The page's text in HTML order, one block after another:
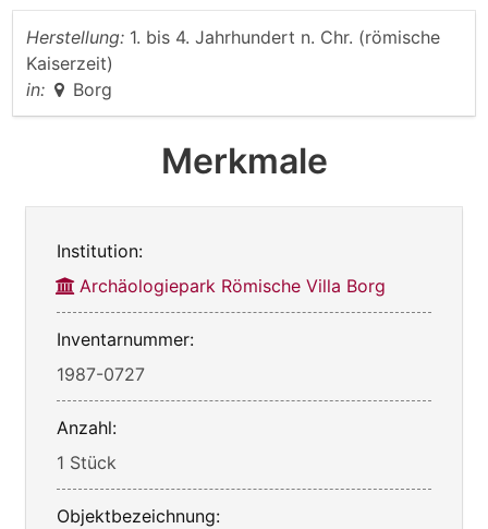
Herstellung: 1. bis 4. Jahrhundert n. Chr. (römische
Kaiserzeit)
in:
Borg
Merkmale
Institution:
Archäologiepark Römische Villa Borg
Inventarnummer:
1987-0727
Anzahl:
1 Stück
Objektbezeichnung: